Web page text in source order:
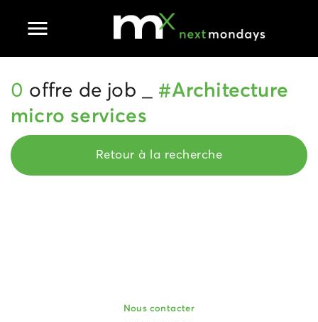
Ouvrir le menu principal
0 offre de job _ #Architecture
micro services
Retour à la recherche
Nous contacter